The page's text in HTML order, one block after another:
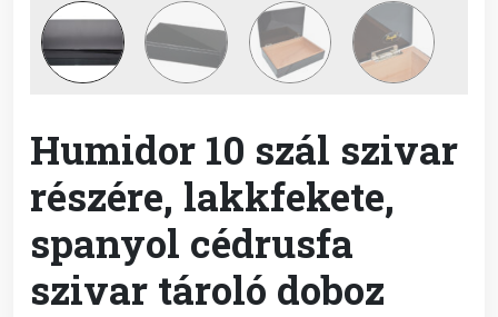
Humidor 10 szál szivar
részére, lakkfekete,
spanyol cédrusfa
szivar tároló doboz